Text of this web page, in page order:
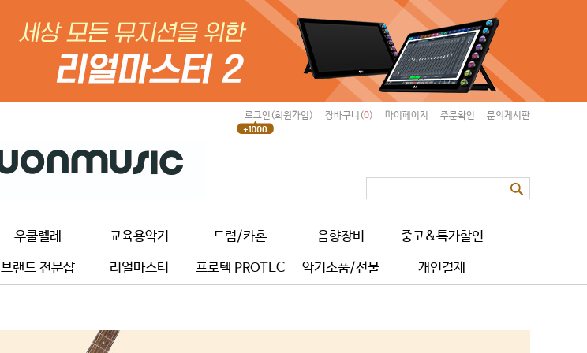
로그인(회원가입) 장바구니(0) 마이페이지 주문확인 문의게시판
우쿨렐레 교육용악기 드럼/카혼 음향장비 중고&특가할인
브랜드 전문샵 리얼마스터 프로텍 PROTEC 악기소품/선물 개인결제